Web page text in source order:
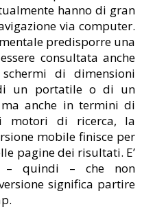
hanno di gran
via computer.
predisporre una
consultata anche
di dimensioni
un portatile o di un
anche in termini di
motori di ricerca, la
mobile finisce per
pagine dei risultati. E’
– quindi – che non
significa partire